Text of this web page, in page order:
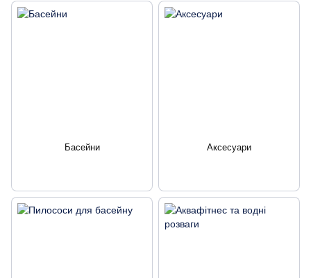
Басейни Аксесуари